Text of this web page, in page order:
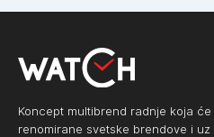
Koncept multibrend radnje koja
renomirane svetske brendove i